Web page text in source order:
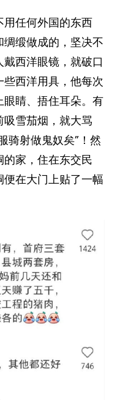
任何外国的东西
绸缎做成的，坚决不
西洋眼镜，就破口
西洋用具，他每次
睛、捂住耳朵。有
雪茄烟，就大骂
骑射做鬼奴矣”！然
家，住在东交民
在大门上贴了一幅